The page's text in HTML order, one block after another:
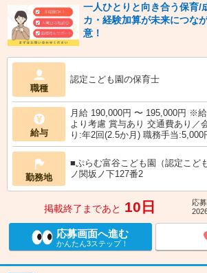
一人ひとりと向き合う保育/
カ・経験加算が未来につな
意！
職種
認定こども園の保育士
給与
月給 190,000円 〜 195,000円 ※
より考慮 賞与あり 交通費あり／
り:年2回(2.5か月) 職務手当:5,000
勤務地
■ぷらむ富谷こども園（認定こど
ノ関坂ノ下127番2
掲載終了まであと 10日
応
応募画面へ進む
かんたん3ステップ！